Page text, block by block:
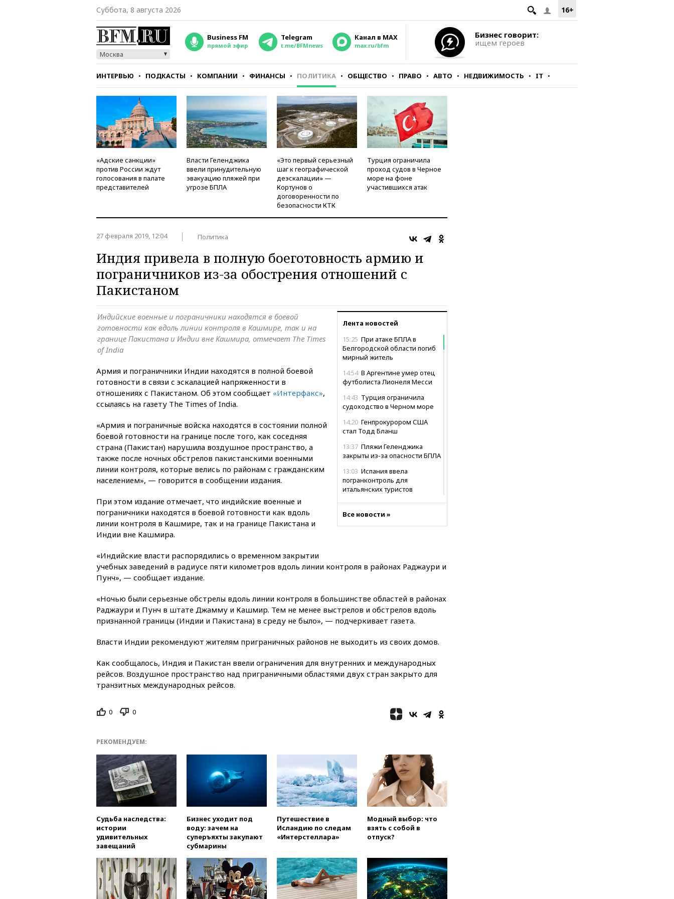
16+
Суббота, 8 августа 2026
Москва
Business FM
прямой эфир
Telegram
t.me/BFMnews
Канал в MAX
max.ru/bfm
Бизнес говорит:
ищем героев
ИНТЕРВЬЮ ПОДКАСТЫ КОМПАНИИ ФИНАНСЫ ПОЛИТИКА ОБЩЕСТВО ПРАВО АВТО НЕДВИЖИМОСТЬ IT
СТИЛЬ ТЕСТЫ
«Адские санкции»
против России ждут
голосования в палате
представителей
Власти Геленджика
ввели принудительную
эвакуацию пляжей при
угрозе БПЛА
«Это первый серьезный
шаг к географической
деэскалации» —
Кортунов о
договоренности по
безопасности КТК
Турция ограничила
проход судов в Черное
море на фоне
участившихся атак
27 февраля 2019, 12:04 Политика
Индия привела в полную боеготовность армию и
пограничников из-за обострения отношений с
Пакистаном
Лента новостей
15:25 При атаке БПЛА в
Белгородской области погиб
мирный житель
14:54 В Аргентине умер отец
футболиста Лионеля Месси
14:43 Турция ограничила
судоходство в Черном море
14:20 Генпрокурором США
стал Тодд Бланш
13:37 Пляжи Геленджика
закрыты из-за опасности БПЛА
13:03 Испания ввела
погранконтроль для
итальянских туристов
12:27Возгорание на Ильском
НПЗ, вызванное атакой БПЛА,
11:07 При столкновении
Движение по трассе
«Новороссия» восстановлено
за утро 85 БПЛА над
территорией РФ
09:25Ильский НПЗ на Кубани
загорелся после падения
обломков дрона
девяти БПЛА, сбитых на
подлете к Москве
Лукашенко призвал
белорусов покупать избы в
селах
07:30
Нигерия стала
крупнейшим поставщиком
авиатоплива в Европу
06:30
США и Колумбия
обсуждают координацию
05:30
ВМС Испании усилили
присутствие в Сеуте на фоне
миграционного кризиса
Все новости »
Индийские военные и пограничники находятся в боевой
готовности как вдоль линии контроля в Кашмире, так и на
границе Пакистана и Индии вне Кашмира, отмечает The Times
of India
Армия и пограничники Индии находятся в полной боевой
готовности в связи с эскалацией напряженности в
отношениях с Пакистаном. Об этом сообщает «Интерфакс»,
ссылаясь на газету The Times of India.
«Армия и пограничные войска находятся в состоянии полной
боевой готовности на границе после того, как соседняя
страна (Пакистан) нарушила воздушное пространство, а
также после ночных обстрелов пакистанскими военными
линии контроля, которые велись по районам с гражданским
населением», — говорится в сообщении издания.
При этом издание отмечает, что индийские военные и
пограничники находятся в боевой готовности как вдоль
линии контроля в Кашмире, так и на границе Пакистана и
Индии вне Кашмира.
«Индийские власти распорядились о временном закрытии
учебных заведений в радиусе пяти километров вдоль линии контроля в районах Раджаури и
Пунч», — сообщает издание.
«Ночью были серьезные обстрелы вдоль линии контроля в большинстве областей в районах
Раджаури и Пунч в штате Джамму и Кашмир. Тем не менее выстрелов и обстрелов вдоль
признанной границы (Индии и Пакистана) в среду не было», — подчеркивает газета.
Власти Индии рекомендуют жителям приграничных районов не выходить из своих домов.
Как сообщалось, Индия и Пакистан ввели ограничения для внутренних и международных
рейсов. Воздушное пространство над приграничными областями двух стран закрыто для
транзитных международных рейсов.
0 0
РЕКОМЕНДУЕМ:
Судьба наследства:
истории
удивительных
завещаний
Бизнес уходит под
воду: зачем на
суперъяхты закупают
субмарины
Путешествие в
Исландию по следам
«Интерстеллара»
Модный выбор: что
взять с собой в
отпуск?